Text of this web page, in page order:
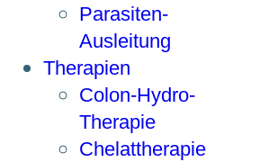
Parasiten-
Ausleitung
Therapien
Colon-Hydro-
Therapie
Chelattherapie